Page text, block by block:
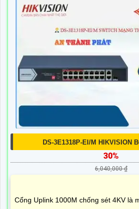
DS-3E1318P-EI/M HIKVISION
30%
6,040,000 ₫
Cổng Uplink 1000M chống sét 4KV là